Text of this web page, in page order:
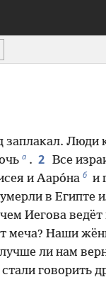
заплакал. Люди
а . 2 Все
и Ааро́на б и
в Египте
Иегова
меча? Наши
ли нам
говорить